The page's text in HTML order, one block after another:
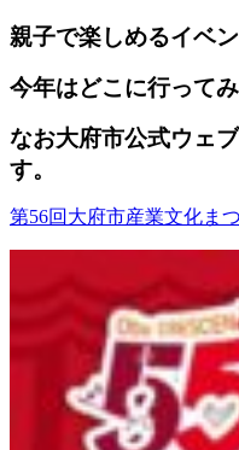
親子で楽しめるイベ
今年はどこに行って
なお大府市公式ウェ
す。
第56回大府市産業文化ま